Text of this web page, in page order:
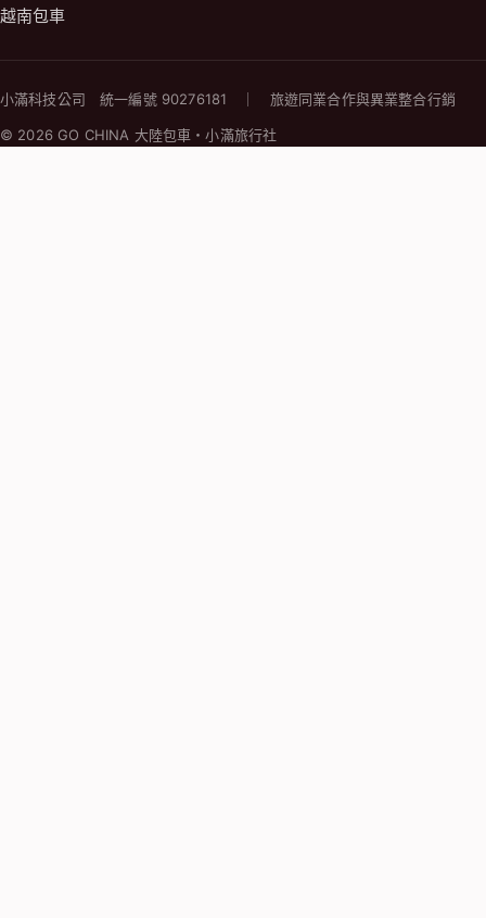
越南包車
小滿科技公司 統一編號 90276181 ｜ 旅遊同業合作與異業整合行銷
© 2026 GO CHINA 大陸包車・小滿旅行社